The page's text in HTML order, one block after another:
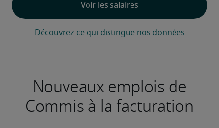
Découvrez ce qui distingue nos données